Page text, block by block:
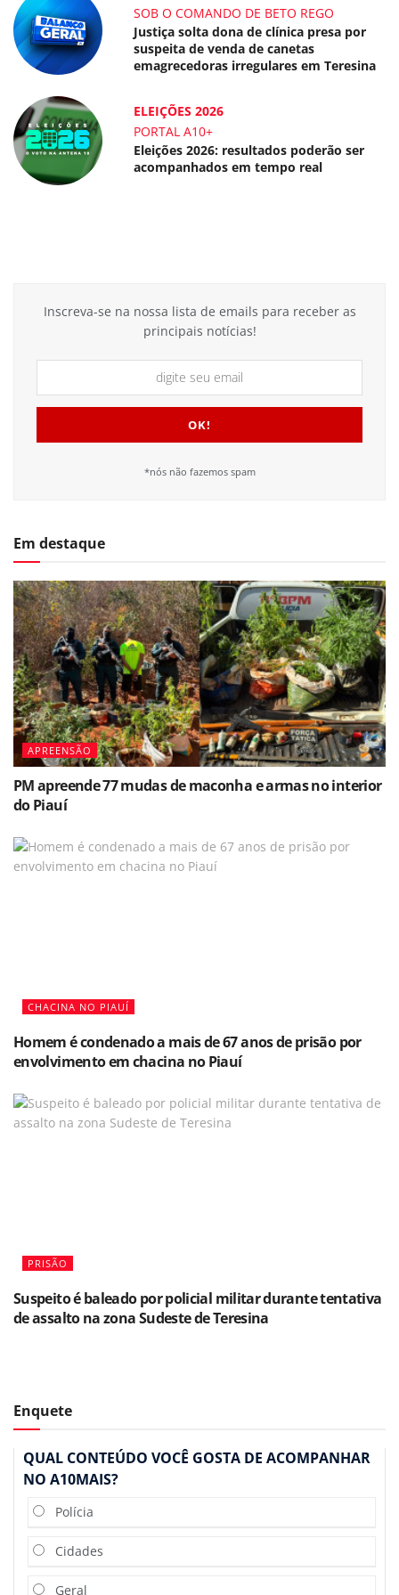
SOB O COMANDO DE BETO REGO
Justiça solta dona de clínica presa por
suspeita de venda de canetas
emagrecedoras irregulares em Teresina
ELEIÇÕES 2026
PORTAL A10+
Eleições 2026: resultados poderão ser
acompanhados em tempo real
Inscreva-se na nossa lista de emails para receber as
principais notícias!
*nós não fazemos spam
Em destaque
APREENSÃO
PM apreende 77 mudas de maconha e armas no interior
do Piauí
CHACINA NO PIAUÍ
Homem é condenado a mais de 67 anos de prisão por
envolvimento em chacina no Piauí
PRISÃO
Suspeito é baleado por policial militar durante tentativa
de assalto na zona Sudeste de Teresina
Enquete
QUAL CONTEÚDO VOCÊ GOSTA DE ACOMPANHAR
NO A10MAIS?
Polícia
Cidades
Geral